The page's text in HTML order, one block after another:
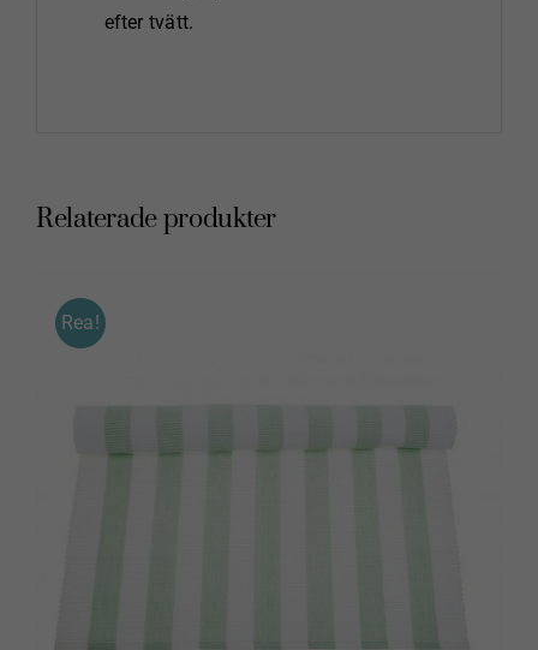
efter tvätt.
Relaterade produkter
Rea!